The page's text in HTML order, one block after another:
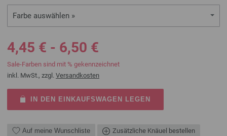
Farbe auswählen »
4,45 € - 6,50 €
Sale-Farben sind mit % gekennzeichnet
inkl. MwSt., zzgl. Versandkosten
IN DEN EINKAUFSWAGEN LEGEN
Auf meine Wunschliste Zusätzliche Knäuel bestellen